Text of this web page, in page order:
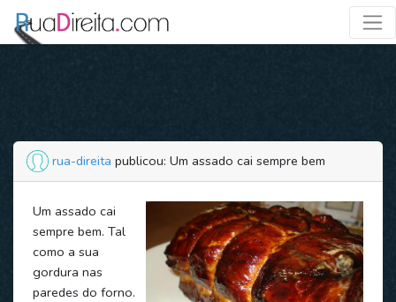
rua-direita publicou: Um assado cai sempre bem
Um assado cai
sempre bem. Tal
como a sua
gordura nas
paredes do forno.